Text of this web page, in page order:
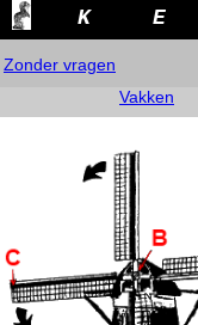
K E
Zonder vragen
Vakken